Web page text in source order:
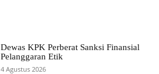
Dewas KPK Perberat Sanksi Finansial
Pelanggaran Etik
4 Agustus 2026